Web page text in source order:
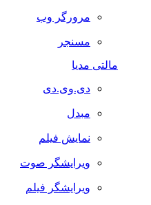
مرورگر وب
مسنجر
مالتی مدیا
دی.وی.دی
مبدل
نمایش فیلم
ویرایشگر صوت
ویرایشگر فیلم